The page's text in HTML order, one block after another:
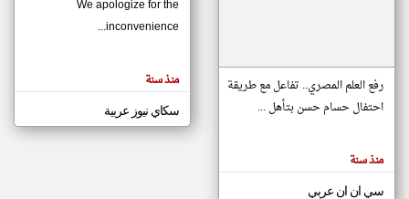
مصادر الأخبار من موريتانيا
اخبار موريتانيا على مدار الساعة
أهم اخبار موريتانيا العاجلة والمباشرة
المقالات
الموجوده
هنا عن
رفع العلم المصري.. تفاعل مع طريقة
احتفال حسام حسن بتأهل ...
منذ سنة
سي ان ان عربي
We apologize for the
inconvenience...
منذ سنة
سكاي نيوز عربية
klyoum.com